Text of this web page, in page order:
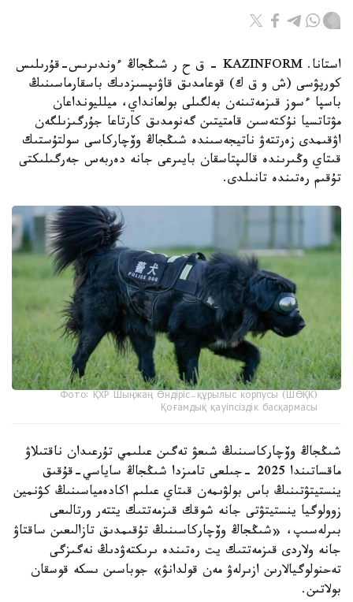
استانا. KAZINFORM – ق ح ر شىڭجاڭ ءوندىرىس-قۇرىلىس
كورپۋسى (ش و ق ك) قوعامدىق قاۋىپسىزدىك باسقارماسىنىڭ
باسپا ءسوز قىزمەتىنەن بەلگىلى بولعانداي، ميلليونداعان
مۋتاتسيا نۇكتەسىن قامتيتىن گەنومدىق كارتاعا جۇرگىزىلگەن
اۋقىمدى زەرتتەۋ ناتيجەسىندە شىڭجاڭ وۆچاركاسى سولتۇستىك
قىتاي وڭىرىندە قالىپتاسقان بايىرعى جانە دەربەس جەرگىلىكتى
تۇقىم رەتىندە تانىلدى.
Фото: ҚХР Шыңжаң Өндіріс-құрылыс корпусы (ШӨҚК)
Қоғамдық қауіпсіздік басқармасы
شىڭجاڭ وۆچاركاسىنىڭ شىعۋ تەگىن عىلىمي تۇرعىدان ناقتىلاۋ
ماقساتىندا 2025 -جىلعى تامىزدا شىڭجاڭ ساياسي-قۇقىق
ينستيتۋتىنىڭ باس بولۋىمەن قىتاي عىلىم اكادەمياسىنىڭ كۋنمين
زوولوگيا ينستيتۋتى جانە شوقك قىزمەتتىك يتتەر ورتالىعى
بىرلەسىپ، «شىڭجاڭ وۆچاركاسىنىڭ تۇقىمدىق تازالىعىن ساقتاۋ
جانە ولاردى قىزمەتتىك يت رەتىندە ىرىكتەۋدىڭ نەگىزگى
تەحنولوگيالارىن ازىرلەۋ مەن قولدانۋ» جوباسىن ىسكە قوسقان
بولاتىن.